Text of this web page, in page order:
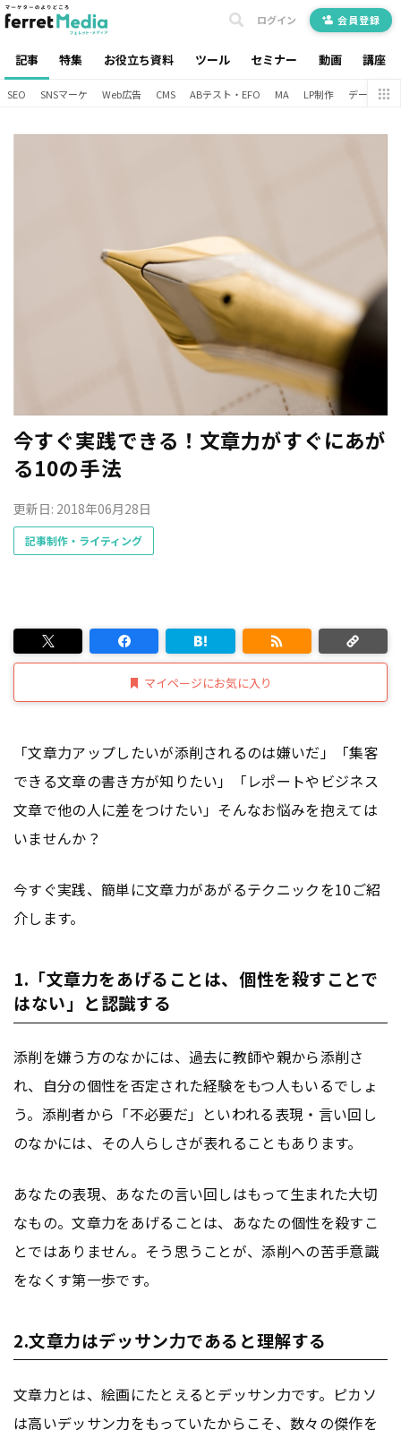
記事 特集 お役立ち資料 ツール セミナー 動画 講座
ログイン 会員登録
SEO SNSマーケ Web広告 CMS ABテスト・EFO MA LP制作 データ分析
今すぐ実践できる！文章力がすぐにあが
る10の手法
更新日: 2018年06月28日
記事制作・ライティング
マイページにお気に入り
「文章力アップしたいが添削されるのは嫌いだ」「集客
できる文章の書き方が知りたい」「レポートやビジネス
文章で他の人に差をつけたい」そんなお悩みを抱えては
いませんか？
今すぐ実践、簡単に文章力があがるテクニックを10ご紹
介します。
1.「文章力をあげることは、個性を殺すことで
はない」と認識する
添削を嫌う方のなかには、過去に教師や親から添削さ
れ、自分の個性を否定された経験をもつ人もいるでしょ
う。添削者から「不必要だ」といわれる表現・言い回し
のなかには、その人らしさが表れることもあります。
あなたの表現、あなたの言い回しはもって生まれた大切
なもの。文章力をあげることは、あなたの個性を殺すこ
とではありません。そう思うことが、添削への苦手意識
をなくす第一歩です。
2.文章力はデッサン力であると理解する
文章力とは、絵画にたとえるとデッサン力です。ピカソ
は高いデッサン力をもっていたからこそ、数々の傑作を